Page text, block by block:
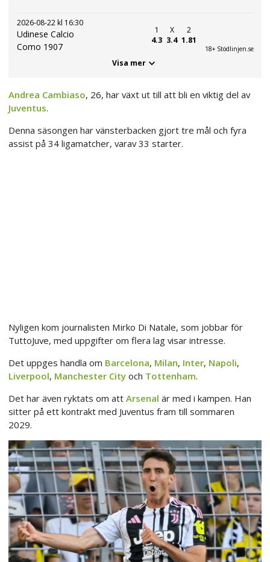
2026-08-22 kl 16:30
Udinese Calcio
Como 1907
1
4.3
X
3.4
2
1.81
18+ Stödlinjen.se
Visa mer
Andrea Cambiaso, 26, har växt ut till att bli en viktig del av
Juventus.
Denna säsongen har vänsterbacken gjort tre mål och fyra
assist på 34 ligamatcher, varav 33 starter.
Nyligen kom journalisten Mirko Di Natale, som jobbar för
TuttoJuve, med uppgifter om flera lag visar intresse.
Det uppges handla om Barcelona, Milan, Inter, Napoli,
Liverpool, Manchester City och Tottenham.
Det har även ryktats om att Arsenal är med i kampen. Han
sitter på ett kontrakt med Juventus fram till sommaren
2029.